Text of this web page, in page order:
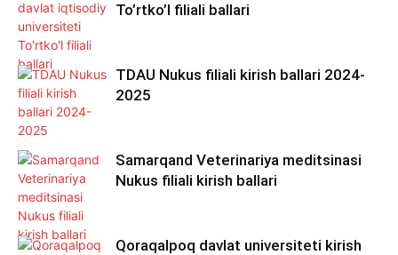
To’rtko’l filiali ballari
TDAU Nukus filiali kirish ballari 2024-
2025
Samarqand Veterinariya meditsinasi
Nukus filiali kirish ballari
Qoraqalpoq davlat universiteti kirish